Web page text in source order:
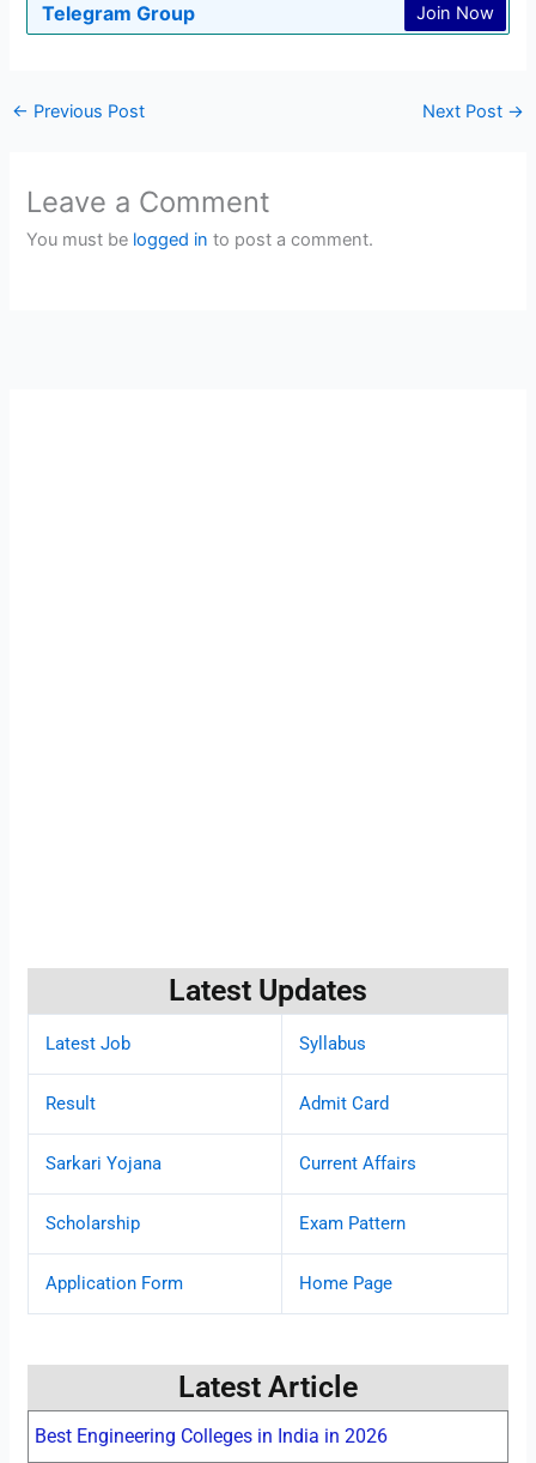
Telegram Group Join Now
← Previous Post Next Post →
Leave a Comment
You must be logged in to post a comment.
Latest Updates
Latest Job Syllabus
Result Admit Card
Sarkari Yojana Current Affairs
Scholarship Exam Pattern
Application Form Home Page
Latest Article
Best Engineering Colleges in India in 2026